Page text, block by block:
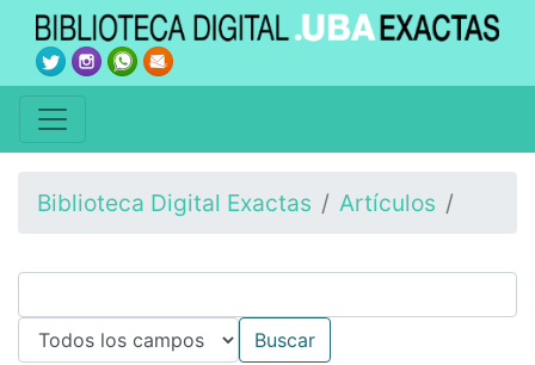
Biblioteca Digital Exactas Artículos